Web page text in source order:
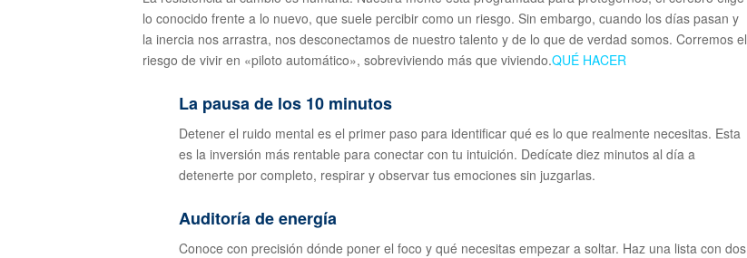
lo conocido frente a lo nuevo, que suele percibir como un riesgo. Sin embargo, cuando los días pasan y
la inercia nos arrastra, nos desconectamos de nuestro talento y de lo que de verdad somos. Corremos el
riesgo de vivir en «piloto automático», sobreviviendo más que viviendo.QUÉ HACER
La pausa de los 10 minutos
Detener el ruido mental es el primer paso para identificar qué es lo que realmente necesitas. Esta
es la inversión más rentable para conectar con tu intuición. Dedícate diez minutos al día a
detenerte por completo, respirar y observar tus emociones sin juzgarlas.
Auditoría de energía
Conoce con precisión dónde poner el foco y qué necesitas empezar a soltar. Haz una lista con dos